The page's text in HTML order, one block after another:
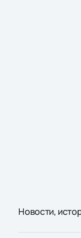
Новости,